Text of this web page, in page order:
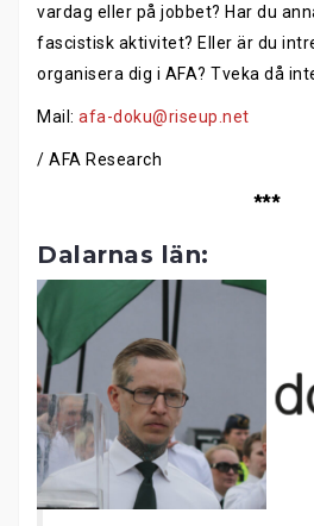
vardag eller på jobbet? Har du
fascistisk aktivitet? Eller är du
organisera dig i AFA? Tveka då
Mail: afa-doku@riseup.net
/ AFA Research
***
Dalarnas län: